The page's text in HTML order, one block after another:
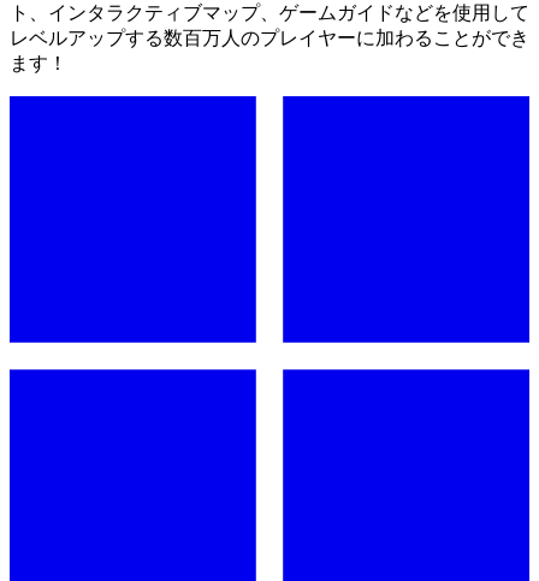
ト、インタラクティブマップ、ゲームガイドなどを使用して
レベルアップする数百万人のプレイヤーに加わることができ
ます！